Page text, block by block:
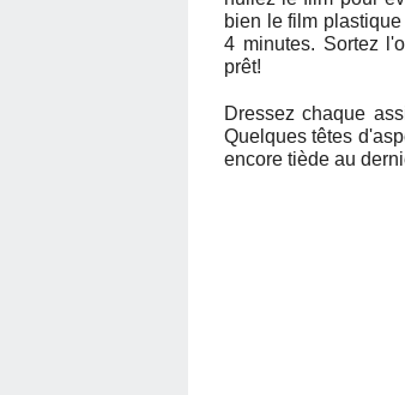
bien le film
4 minutes. Sortez
prêt!
Dressez chaque
Quelques têtes
encore tiède au